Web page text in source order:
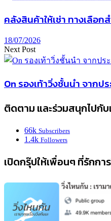
คลังสินค้าให้เช่า ทางเลือ
18/07/2026
Next Post
On รองเท้าวิ่งชั้นนำ จากป
ติดตาม และร่วมสนุกไปกับ
66k Subscribers
1.4k Followers
เปิดกรุ๊ปให้เพื่อนๆ ที่รักกา